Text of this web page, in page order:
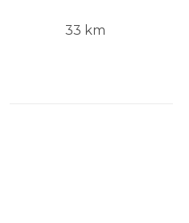
33 km